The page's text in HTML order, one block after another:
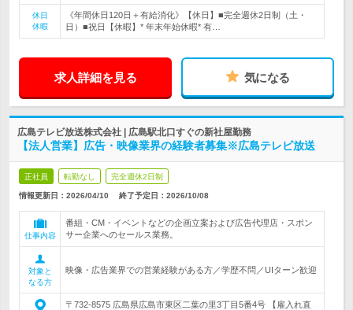
休日
休暇
《年間休日120日＋有給消化》【休日】■完全週休2日制（土・
日）■祝日【休暇】* 年末年始休暇* 有…
求人詳細を見る 気になる
広島テレビ放送株式会社 | 広島駅北口すぐの新社屋勤務
【法人営業】広告・映像業界の経験者募集※広島テレビ放送
正社員 転勤なし 完全週休2日制
情報更新日：2026/04/10 終了予定日： 2026/10/08
仕事内容
番組・CM・イベントなどの企画立案および広告代理店・スポン
サー企業へのセールス業務。
対象と
なる方
映像・広告業界での営業経験がある方／学歴不問／UIターン歓迎
〒732-8575 広島県広島市東区二葉の里3丁目5番4号 【雇入れ直